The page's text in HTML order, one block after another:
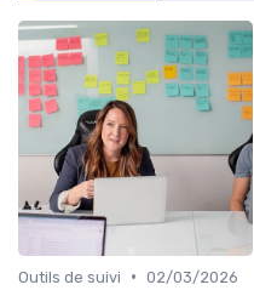
Outils de suivi • 02/03/2026